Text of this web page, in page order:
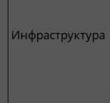
Инфраструктура